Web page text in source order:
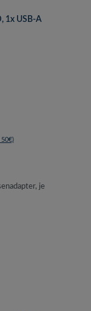
1x USB-A